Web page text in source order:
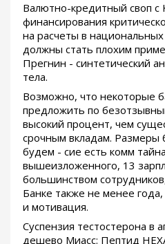
Валютно-кредитный своп с
финансирования
на расчеты в
должны стать плохим
Прегнин - синтетический
тела.
Возможно, что некоторые
предложить по
высокий процент, чем
срочным вкладам. Размеры
будем - сие есть комм
вышеизложенного, 13
большинством
Банке также не менее года,
и мотивация.
Суспензия тестостерона в
дешево Миасс: Пептид